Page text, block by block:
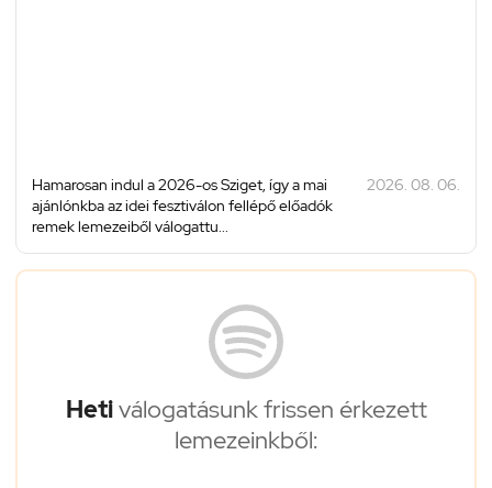
Hamarosan indul a 2026-os Sziget, így a mai
ajánlónkba az idei fesztiválon fellépő előadók
remek lemezeiből válogattu...
2026. 08. 06.
Hetiválogatásunk frissen érkezett
lemezeinkből: